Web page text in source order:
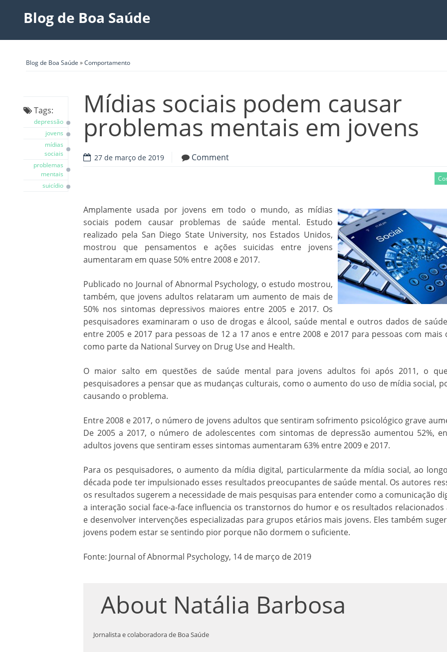
Blog de Boa Saúde
Blog de Boa Saúde »Comportamento
Tags:
depressão
jovens
mídias
sociais
problemas
mentais
suicídio
Mídias sociais podem causar
problemas mentais em jovens
27 de março de 2019 Comment
Amplamente usada por jovens em todo o mundo, as mídias
sociais podem causar problemas de saúde mental. Estudo
realizado pela San Diego State University, nos Estados Unidos,
mostrou que pensamentos e ações suicidas entre jovens
aumentaram em quase 50% entre 2008 e 2017.
Publicado no Journal of Abnormal Psychology, o estudo mostrou,
também, que jovens adultos relataram um aumento de mais de
50% nos sintomas depressivos maiores entre 2005 e 2017. Os
pesquisadores examinaram o uso de drogas e álcool, saúde mental e outros dados de
entre 2005 e 2017 para pessoas de 12 a 17 anos e entre 2008 e 2017 para pessoas com mais
como parte da National Survey on Drug Use and Health.
O maior salto em questões de saúde mental para jovens adultos foi após 2011, o
pesquisadores a pensar que as mudanças culturais, como o aumento do uso de mídia social,
causando o problema.
Entre 2008 e 2017, o número de jovens adultos que sentiram sofrimento psicológico grave
De 2005 a 2017, o número de adolescentes com sintomas de depressão aumentou 52%,
adultos jovens que sentiram esses sintomas aumentaram 63% entre 2009 e 2017.
Para os pesquisadores, o aumento da mídia digital, particularmente da mídia social, ao
década pode ter impulsionado esses resultados preocupantes de saúde mental. Os autores
os resultados sugerem a necessidade de mais pesquisas para entender como a comunicação
a interação social face-a-face influencia os transtornos do humor e os resultados relacionados
e desenvolver intervenções especializadas para grupos etários mais jovens. Eles também
jovens podem estar se sentindo pior porque não dormem o suficiente.
Fonte: Journal of Abnormal Psychology, 14 de março de 2019
About Natália Barbosa
Jornalista e colaboradora de Boa Saúde